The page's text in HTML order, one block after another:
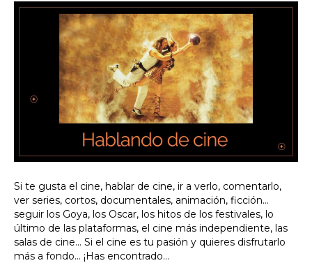
Si te gusta el cine, hablar de cine, ir a verlo, comentarlo,
ver series, cortos, documentales, animación, ficción…
seguir los Goya, los Oscar, los hitos de los festivales, lo
último de las plataformas, el cine más independiente, las
salas de cine… Si el cine es tu pasión y quieres disfrutarlo
más a fondo… ¡Has encontrado…